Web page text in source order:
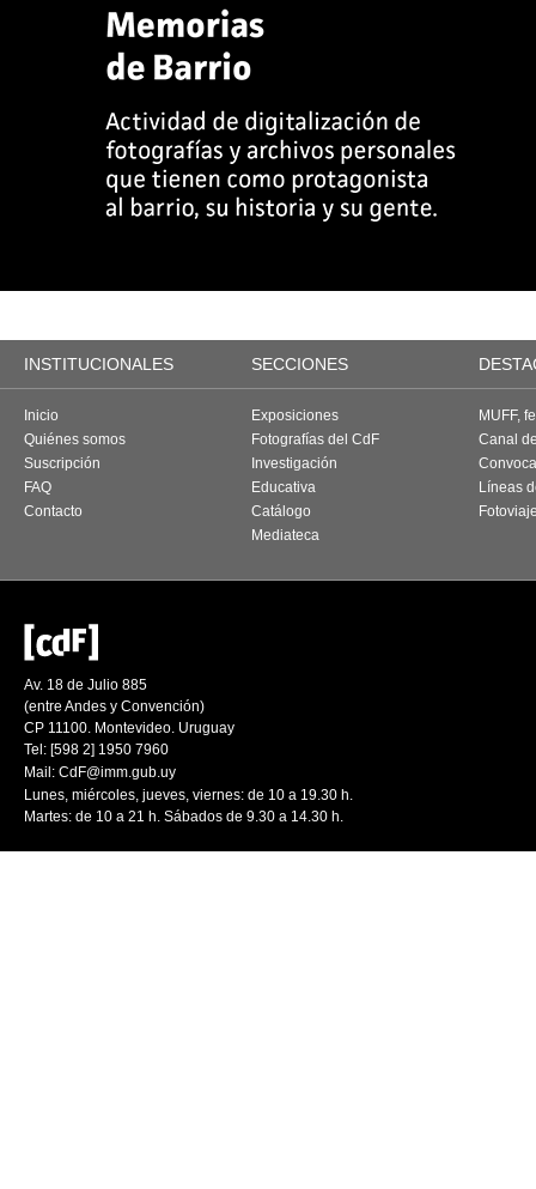
INSTITUCIONALES SECCIONES
Inicio
Quiénes somos
Suscripción
FAQ
Contacto
Exposiciones
Fotografías del CdF
Investigación
Educativa
Catálogo
Mediateca
MUFF,
Canal
Líneas
Av. 18 de Julio 885
(entre Andes y Convención)
CP 11100. Montevideo. Uruguay
Tel: [598 2] 1950 7960
Mail: CdF@imm.gub.uy
Lunes, miércoles, jueves, viernes: de 10 a 19.30 h.
Martes: de 10 a 21 h. Sábados de 9.30 a 14.30 h.